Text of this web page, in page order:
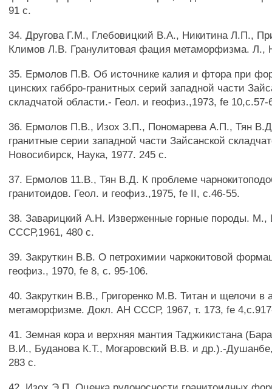
91 с.
34. Другова Г.М., Глебовицкий В.А., Никитина Л.П.,
Климов Л.В. Гранулитовая фация метаморфизма. Л.,
35. Ермолов П.В. Об источнике калия и фтора при
цинских габбро-гранитных серий западной части
складчатой области.- Геол. и геофиз.,1973, fe 10,с.57-
36. Ермолов П.В., Изох З.П., Пономарева А.П., Тян
гранитные серии западной части Зайсанской
Новосибирск, Наука, 1977. 245 с.
37. Ермолов 11.В., Тян В.Д. К проблеме
гранитоидов. Геол. и геофиз.,1975, fe II, с.46-55.
38. Заварицкий А.Н. Изверженные горные породы.
СССР,1961, 480 с.
39. Закруткин В.В. О петрохимии чаркокитовой
геофиз., 1970, fe 8, с. 95-106.
40. Закруткин В.В., Григоренко М.В. Титан и щелочи
метаморфизме. Докл. АН СССР, 1967, т. 173, fe
41. Земная кора и верхняя мантия Таджикистана
В.И., Буданова К.Т., Могаровский В.В. и др.).-
283 с.